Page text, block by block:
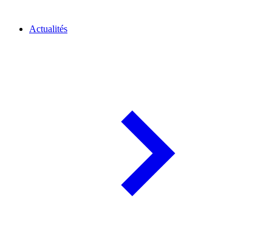
Actualités